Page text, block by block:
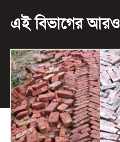
এই বিভাগের আরও